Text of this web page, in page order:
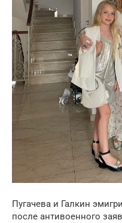
Пугачева и Галкин
после антивоенного